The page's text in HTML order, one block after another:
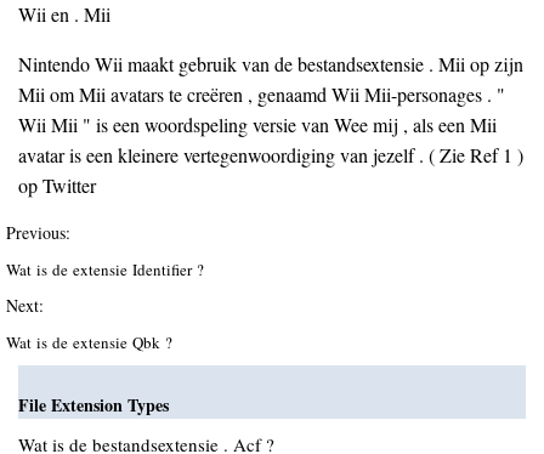
Wii en . Mii
Nintendo Wii maakt gebruik van de bestandsextensie . Mii op zijn
Mii om Mii avatars te creëren , genaamd Wii Mii-personages . "
Wii Mii " is een woordspeling versie van Wee mij , als een Mii
avatar is een kleinere vertegenwoordiging van jezelf . ( Zie Ref 1 )
op Twitter
Previous:
Wat is de extensie Identifier ?
Next:
Wat is de extensie Qbk ?
File Extension Types
Wat is de bestandsextensie . Acf ?